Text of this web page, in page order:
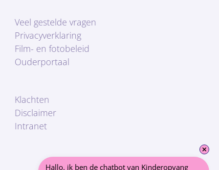
Veel gestelde vragen
Privacyverklaring
Film- en fotobeleid
Ouderportaal
Klachten
Disclaimer
Intranet
Hallo, ik ben de chatbot van Kinderopvang